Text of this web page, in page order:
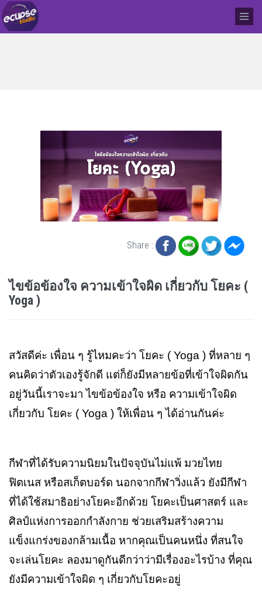
Share :
ไขข้อข้องใจ ความเข้าใจผิด เกี่ยวกับ โยคะ (
Yoga )
สวัสดีค่ะ เพื่อน ๆ รู้ไหมคะว่า โยคะ ( Yoga ) ที่หลาย ๆ
คนคิดว่าตัวเองรู้จักดี แต่ก็ยังมีหลายข้อที่เข้าใจผิดกัน
อยู่วันนี้เราจะมา ไขข้อข้องใจ หรือ ความเข้าใจผิด
เกี่ยวกับ โยคะ ( Yoga ) ให้เพื่อน ๆ ได้อ่านกันค่ะ
กีฬาที่ได้รับความนิยมในปัจจุบันไม่แพ้ มวยไทย
ฟิตเนส หรือสเก็ตบอร์ด นอกจากกีฬาวิ่งแล้ว ยังมีกีฬา
ที่ได้ใช้สมาธิอย่างโยคะอีกด้วย โยคะเป็นศาสตร์ และ
ศิลป์แห่งการออกกำลังกาย ช่วยเสริมสร้างความ
แข็งแกร่งของกล้ามเนื้อ หากคุณเป็นคนหนึ่ง ที่สนใจ
จะเล่นโยคะ ลองมาดูกันดีกว่าว่ามีเรื่องอะไรบ้าง ที่คุณ
ยังมีความเข้าใจผิด ๆ เกี่ยวกับโยคะอยู่